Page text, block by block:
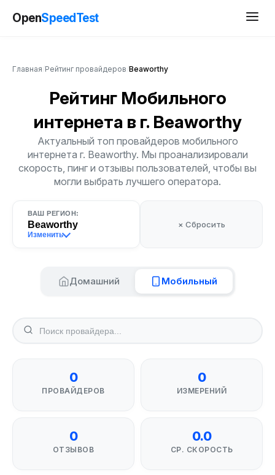
OpenSpeedTest
Главная Рейтинг провайдеров Beaworthy
Рейтинг Мобильного
интернета в г. Beaworthy
Актуальный топ провайдеров мобильного
интернета г. Beaworthy. Мы проанализировали
скорость, пинг и отзывы пользователей, чтобы вы
могли выбрать лучшего оператора.
ВАШ РЕГИОН:
Beaworthy
Изменить
× Сбросить
Домашний Мобильный
0
ПРОВАЙДЕРОВ
0
ИЗМЕРЕНИЙ
0
ОТЗЫВОВ
0.0
СР. СКОРОСТЬ